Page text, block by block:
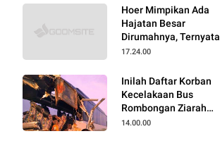
Hoer Mimpikan Ada
Hajatan Besar
Dirumahnya, Ternyata
Anaknya Pulang Dalam
17.24.00
Inilah Daftar Korban
Kecelakaan Bus
Rombongan Ziarah
Walisongo Pesantren
14.00.00